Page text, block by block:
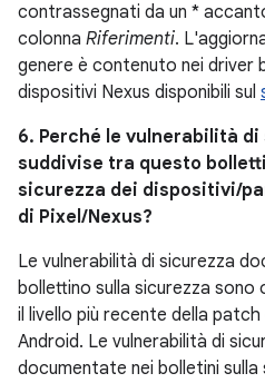
contrassegnati da un *
colonna Riferimenti.
genere è contenuto nei driver
dispositivi Nexus disponibili sul
6. Perché le vulnerabilità
suddivise tra questo
sicurezza dei dispositivi/
di Pixel/Nexus?
Le vulnerabilità di sicurezza
bollettino sulla sicurezza
il livello più recente della
Android. Le vulnerabilità di
documentate nei bolletini